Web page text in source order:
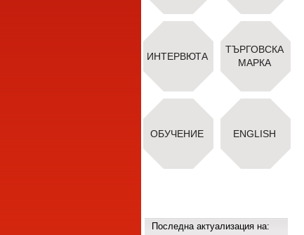
ИНТЕРВЮТА
ТЪРГОВСКА
МАРКА
ОБУЧЕНИЕ ENGLISH
Последна актуализация на: